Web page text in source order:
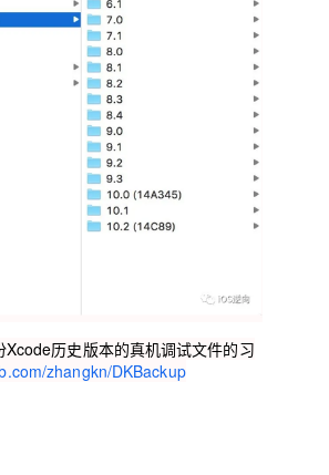
Xcode历史版本的真机调试文件的习
zhangkn/DKBackup